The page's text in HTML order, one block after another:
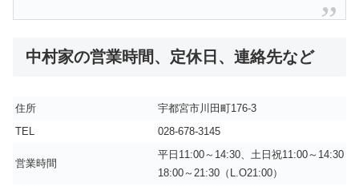
中村家の営業時間、定休日、連絡先など
住所
宇都宮市川田町176-3
TEL
028-678-3145
営業時間
平日11:00～14:30、土日祝11:00～14:30
18:00～21:30（L.O21:00）